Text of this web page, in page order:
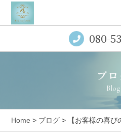
080-
ブ
Blog
Home > ブログ > 【お客様の喜び